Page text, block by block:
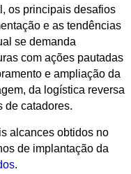
os principais desafios
e as tendências
se demanda
com ações pautadas
e ampliação da
da logística reversa
de catadores.
alcances obtidos no
de implantação da
.